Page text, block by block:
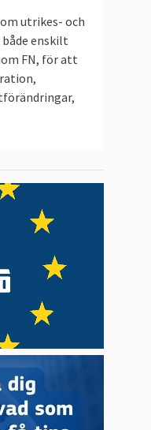
utrikes- och
enskilt
FN, för att